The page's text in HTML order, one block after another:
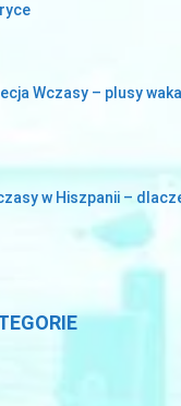
Wczasy – plusy
w Hiszpanii –